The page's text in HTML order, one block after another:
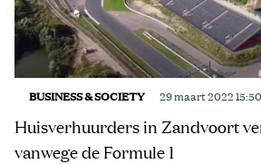
BUSINESS & SOCIETY 29 maart 2022 15:50
Huisverhuurders in Zandvoort
vanwege de Formule 1